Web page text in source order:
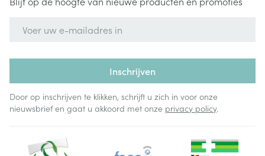
Inschrijven
Door op inschrijven te klikken, schrijft u zich in voor onze
nieuwsbrief en gaat u akkoord met onze privacy policy.